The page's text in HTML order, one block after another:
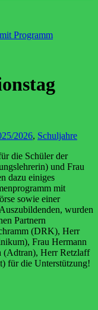
Programm
2026, Schuljahre
die Schüler der
und Frau
dazu einiges
mit
sowie einer
wurden
Partnern
(DRK), Herr
Frau Hermann
(Adtran), Herr Retzlaff
für die Unterstützung!